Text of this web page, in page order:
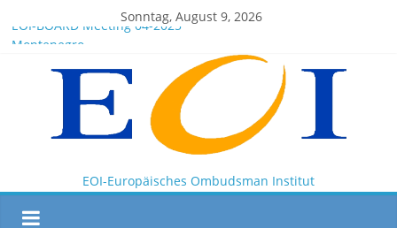
Sonntag, August 9, 2026
EOI-BOARD Meeting 04-2025
Montenegro
News for members of the EOI
EOI – General ASSEMBLY 2025 10 28
President Milkov participated in the Doha Conference on
Artificial Intelligence and Human Rights
EOI-Europäisches Ombudsman Institut